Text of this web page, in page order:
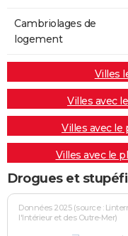
Cambriolages de
logement
Villes
Villes avec
Villes avec le
Villes avec le
Drogues et
Données 2025 (source :
l'Intérieur et des Outre-Mer)